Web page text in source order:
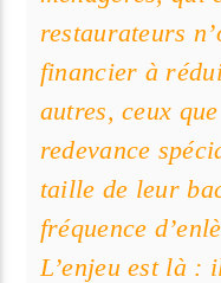
restaurateurs
financier à
autres, ceux
redevance
taille de leur
fréquence
L’enjeu est là :